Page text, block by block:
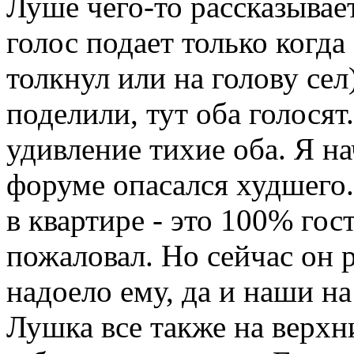
голос подает только
толкнул или на голову
поделили, тут оба
удивление тихие оба. Я
форуме опасался
в квартире - это 100%
пожаловал. Но сейчас он
надоело ему, да и наши
Лушка все также на